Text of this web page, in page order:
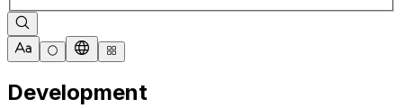
Development